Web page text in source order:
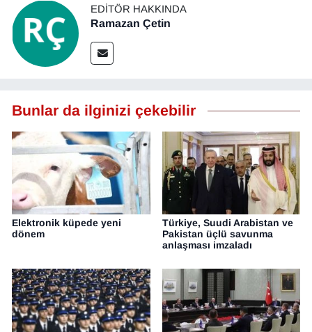
EDITÖR HAKKINDA
Ramazan Çetin
Bunlar da ilginizi çekebilir
Elektronik küpede yeni
dönem
Türkiye, Suudi Arabistan ve
Pakistan üçlü savunma
anlaşması imzaladı